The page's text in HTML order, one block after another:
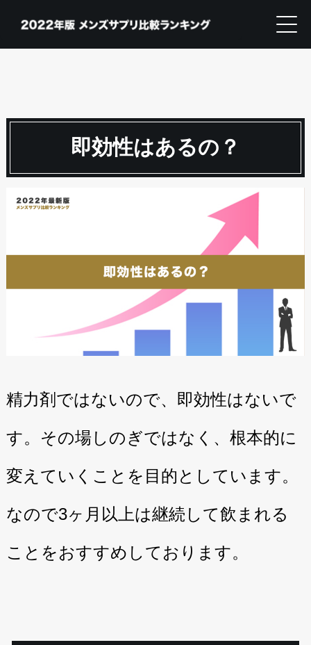
即効性はあるの？
精力剤ではないので、即効性はないで
す。その場しのぎではなく、根本的に
変えていくことを目的としています。
なので3ヶ月以上は継続して飲まれる
ことをおすすめしております。